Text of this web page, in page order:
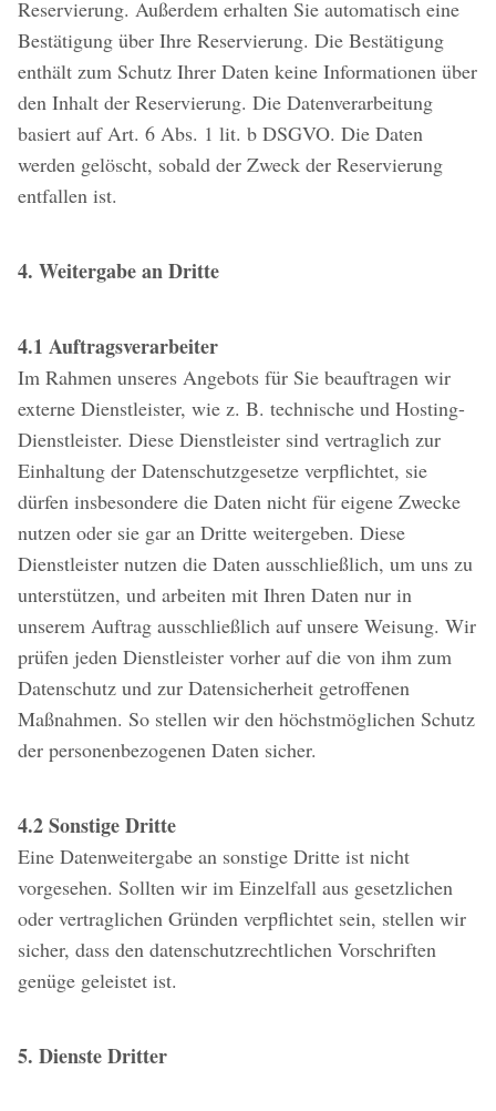
Reservierung. Außerdem erhalten Sie automatisch eine
Bestätigung über Ihre Reservierung. Die Bestätigung
enthält zum Schutz Ihrer Daten keine Informationen über
den Inhalt der Reservierung. Die Datenverarbeitung
basiert auf Art. 6 Abs. 1 lit. b DSGVO. Die Daten
werden gelöscht, sobald der Zweck der Reservierung
entfallen ist.
4. Weitergabe an Dritte
4.1 Auftragsverarbeiter
Im Rahmen unseres Angebots für Sie beauftragen wir
externe Dienstleister, wie z. B. technische und Hosting-
Dienstleister. Diese Dienstleister sind vertraglich zur
Einhaltung der Datenschutzgesetze verpflichtet, sie
dürfen insbesondere die Daten nicht für eigene Zwecke
nutzen oder sie gar an Dritte weitergeben. Diese
Dienstleister nutzen die Daten ausschließlich, um uns zu
unterstützen, und arbeiten mit Ihren Daten nur in
unserem Auftrag ausschließlich auf unsere Weisung. Wir
prüfen jeden Dienstleister vorher auf die von ihm zum
Datenschutz und zur Datensicherheit getroffenen
Maßnahmen. So stellen wir den höchstmöglichen Schutz
der personenbezogenen Daten sicher.
4.2 Sonstige Dritte
Eine Datenweitergabe an sonstige Dritte ist nicht
vorgesehen. Sollten wir im Einzelfall aus gesetzlichen
oder vertraglichen Gründen verpflichtet sein, stellen wir
sicher, dass den datenschutzrechtlichen Vorschriften
genüge geleistet ist.
5. Dienste Dritter